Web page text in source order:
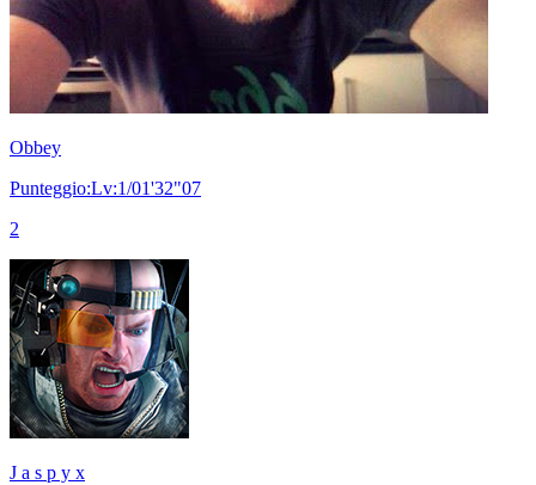
Obbey
Punteggio:Lv:1/01'32"07
2
J a s p y x